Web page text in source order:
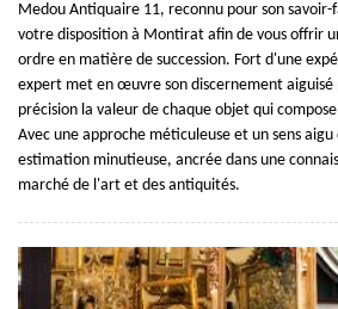
Medou Antiquaire 11, reconnu pour son
votre disposition à Montirat afin de vous offrir
ordre en matière de succession. Fort d'une
expert met en œuvre son discernement aiguisé
précision la valeur de chaque objet qui
Avec une approche méticuleuse et un sens
estimation minutieuse, ancrée dans une
marché de l'art et des antiquités.